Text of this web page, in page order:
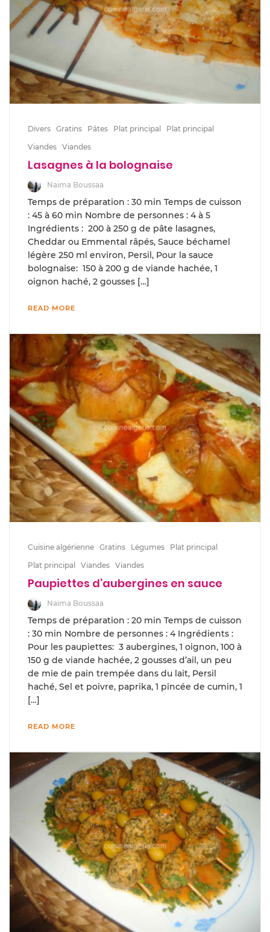
Divers Gratins Pâtes Plat principal
Plat principal
Viandes Viandes
Lasagnes à la bolognaise
Naima Boussaa
Temps de préparation : 30 min Temps de cuisson
: 45 à 60 min Nombre de personnes : 4 à 5
Ingrédients : 200 à 250 g de pâte lasagnes,
Cheddar ou Emmental râpés, Sauce béchamel
légère 250 ml environ, Persil, Pour la sauce
bolognaise: 150 à 200 g de viande hachée, 1
oignon haché, 2 gousses […]
READ MORE
Cuisine algérienne Gratins Légumes
Plat principal
Plat principal
Viandes Viandes
Paupiettes d’aubergines en sauce
Naima Boussaa
Temps de préparation : 20 min Temps de cuisson
: 30 min Nombre de personnes : 4 Ingrédients :
Pour les paupiettes: 3 aubergines, 1 oignon, 100 à
150 g de viande hachée, 2 gousses d’ail, un peu
de mie de pain trempée dans du lait, Persil
haché, Sel et poivre, paprika, 1 pincée de cumin, 1
[…]
READ MORE